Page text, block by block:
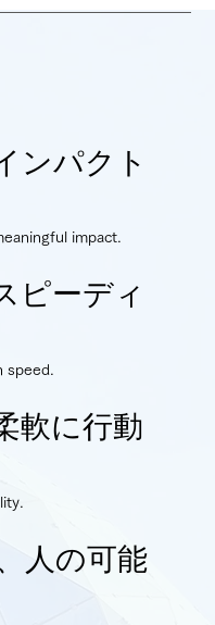
ンパクト
impact.
ピーディ
speed.
軟に⾏動
人の可能